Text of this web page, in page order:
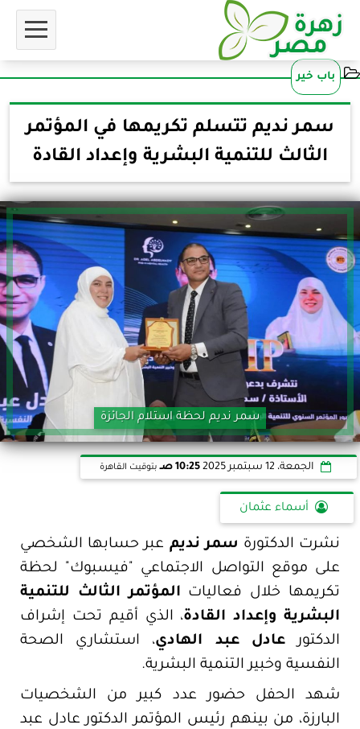
باب خير
سمر نديم تتسلم تكريمها في المؤتمر
الثالث للتنمية البشرية وإعداد القادة
سمر نديم لحظة استلام الجائزة
الجمعة، 12 سبتمبر 2025 10:25 صـ بتوقيت القاهرة
أسماء عثمان
نشرت الدكتورة سمر نديم عبر حسابها الشخصي
على موقع التواصل الاجتماعي "فيسبوك" لحظة
تكريمها خلال فعاليات المؤتمر الثالث للتنمية
البشرية وإعداد القادة، الذي أقيم تحت إشراف
الدكتورعادل عبد الهادي، استشاري الصحة
النفسية وخبير التنمية البشرية.
شهد الحفل حضور عدد كبير من الشخصيات
البارزة، من بينهم رئيس المؤتمر الدكتور عادل عبد